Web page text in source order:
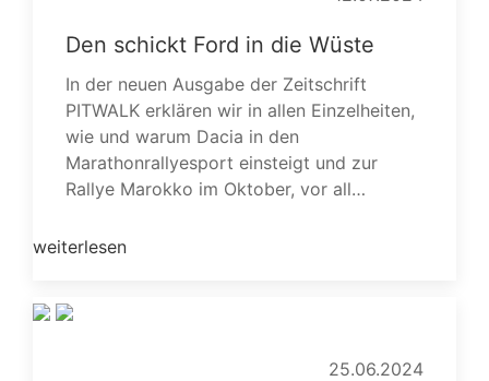
Den schickt Ford in die Wüste
In der neuen Ausgabe der Zeitschrift
PITWALK erklären wir in allen Einzelheiten,
wie und warum Dacia in den
Marathonrallyesport einsteigt und zur
Rallye Marokko im Oktober, vor all…
weiterlesen
25.06.2024